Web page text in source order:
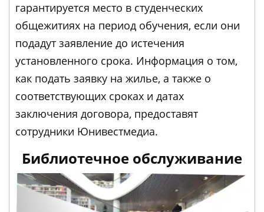
гарантируется место в студенческих
общежитиях на период обучения, если они
подадут заявление до истечения
установленного срока. Информация о том,
как подать заявку на жилье, а также о
соответствующих сроках и датах
заключения договора, предоставят
сотрудники Юнивестмедиа.
Библиотечное обслуживание